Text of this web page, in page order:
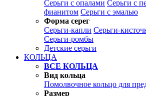
Серьги с опалами Серьги с
фианитом Серьги с эмалью
Форма серег
Серьги-капли Серьги-
Серьги-ромбы
Детские серьги
КОЛЬЦА
ВСЕ КОЛЬЦА
Вид кольца
Помолвочное кольцо для
Размер